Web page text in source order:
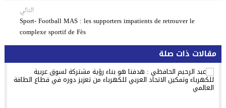
التالي
Sport- Football MAS : les supporters impatients de retrouver le
complexe sportif de Fès
مقالات ذات صلة